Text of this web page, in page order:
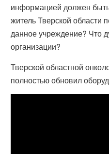
информацией должен
житель Тверской области
данное учреждение? Что
организации?
Тверской областной
полностью обновил